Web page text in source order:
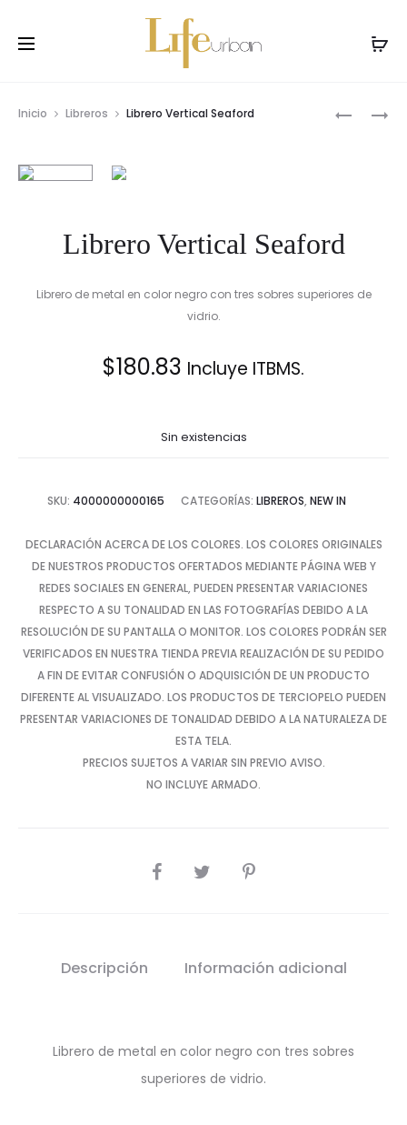
CONSOLA
Inicio Libreros Librero Vertical Seaford
Librero Vertical Seaford
Librero de metal en color negro con tres sobres superiores de
vidrio.
$180.83 Incluye ITBMS.
Sin existencias
SKU: 4000000000165 CATEGORÍAS: LIBREROS, NEW IN
DECLARACIÓN ACERCA DE LOS COLORES. LOS COLORES ORIGINALES
DE NUESTROS PRODUCTOS OFERTADOS MEDIANTE PÁGINA WEB Y
REDES SOCIALES EN GENERAL, PUEDEN PRESENTAR VARIACIONES
RESPECTO A SU TONALIDAD EN LAS FOTOGRAFÍAS DEBIDO A LA
RESOLUCIÓN DE SU PANTALLA O MONITOR. LOS COLORES PODRÁN SER
VERIFICADOS EN NUESTRA TIENDA PREVIA REALIZACIÓN DE SU PEDIDO
A FIN DE EVITAR CONFUSIÓN O ADQUISICIÓN DE UN PRODUCTO
DIFERENTE AL VISUALIZADO. LOS PRODUCTOS DE TERCIOPELO PUEDEN
PRESENTAR VARIACIONES DE TONALIDAD DEBIDO A LA NATURALEZA DE
ESTA TELA.
PRECIOS SUJETOS A VARIAR SIN PREVIO AVISO.
NO INCLUYE ARMADO.
SHARE
Descripción Información adicional
Librero de metal en color negro con tres sobres
superiores de vidrio.